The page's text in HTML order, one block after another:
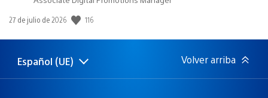
Fecha
publicación:
27 de julio de 2026 116
Selecciona
una
Región
actual:
Español (UE) Volver arriba